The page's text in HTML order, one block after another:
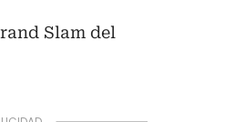
Slam del